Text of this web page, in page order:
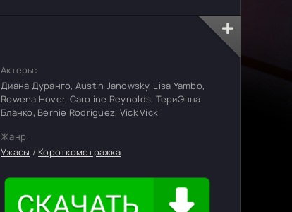
Актеры:
Диана Дуранго, Austin Janowsky, Lisa Yambo,
Rowena Hover, Caroline Reynolds, ТериЭнна
Бланко, Bernie Rodriguez, Vick Vick
Жанр:
Ужасы / Короткометражка